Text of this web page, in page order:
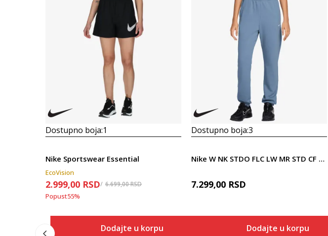
Dostupno boja:1
Nike Sportswear Essential
EcoVision
2.999,00 RSD 6.699,00RSD
Popust55%
Dodajte u korpu
Dostupno boja:3
Nike W NK STDO FLC LW MR STD CF PNT
7.299,00 RSD
Dodajte u korpu